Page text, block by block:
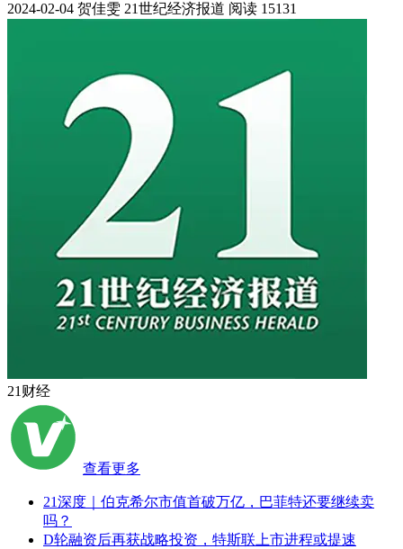
2024-02-04 贺佳雯 21世纪经济报道 阅读 15131
21财经
查看更多
21深度｜伯克希尔市值首破万亿，巴菲特还要继续卖
吗？
D轮融资后再获战略投资，特斯联上市进程或提速